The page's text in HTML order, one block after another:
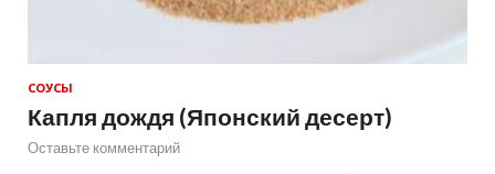
СОУСЫ
Капля дождя (Японский десерт)
Оставьте комментарий